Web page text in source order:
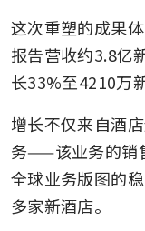
这次重塑的成果
报告营收约3.8亿
长33%至4210万
增长不仅来自酒
务——该业务的销
全球业务版图的
多家新酒店。